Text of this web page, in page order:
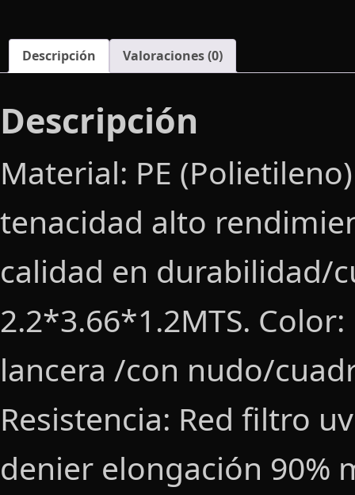
Descripción Valoraciones (0)
Descripción
Material: PE
tenacidad alto
calidad en durabilidad/
2.2*3.66*1.2MTS.
lancera /con nudo/
Resistencia: Red filtro
denier elongación 90%